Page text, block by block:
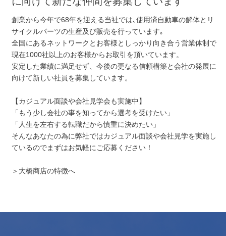
創業から今年で68年を迎える当社では､使用済自動車の解体とリ
サイクルパーツの生産及び販売を行っています｡
全国にあるネットワークとお客様としっかり向き合う営業体制で
現在1000社以上のお客様からお取引を頂いています。
安定した業績に満足せず、今後の更なる信頼構築と会社の発展に
向けて新しい社員を募集しています。
【カジュアル面談や会社見学会も実施中】
「もう少し会社の事を知ってから選考を受けたい」
「人生を左右する転職だから慎重に決めたい」
そんなあなたの為に弊社ではカジュアル面談や会社見学を実施し
ているのでまずはお気軽にご応募ください！
＞大橋商店の特徴へ